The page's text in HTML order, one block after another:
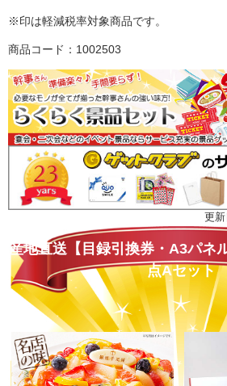
※印は軽減税率対象商品です。
商品コード：1002503
更
産地直送【目録引換券・A3パネ
点Aセット